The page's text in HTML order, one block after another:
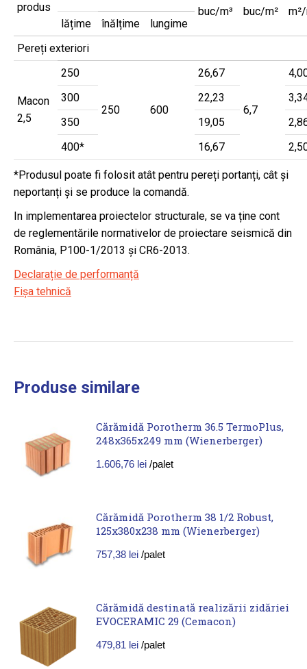
produs
buc/m³ buc/m²
lățime
înălțime
lungime
Pereți exteriori
Macon
2,5
250
250 600
26,67
6,7
300
22,23
350
19,05
400*
16,67
*Produsul poate fi folosit atât pentru pereți portanți, cât și
neportanți și se produce la comandă.
In implementarea proiectelor structurale, se va ține cont
de reglementările normativelor de proiectare seismică din
România, P100-1/2013 și CR6-2013.
Declarație de performanță
Fișa tehnică
Produse similare
Cărămidă Porotherm 36.5 TermoPlus,
248x365x249 mm (Wienerberger)
1.606,76 lei /palet
Cărămidă Porotherm 38 1/2 Robust,
125x380x238 mm (Wienerberger)
757,38 lei /palet
Cărămidă destinată realizării zidăriei
EVOCERAMIC 29 (Cemacon)
479,81 lei /palet